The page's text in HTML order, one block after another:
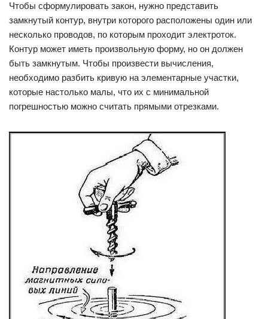
Чтобы сформулировать закон, нужно представить
замкнутый контур, внутри которого расположены один или
несколько проводов, по которым проходит электроток.
Контур может иметь произвольную форму, но он должен
быть замкнутым. Чтобы произвести вычисления,
необходимо разбить кривую на элементарные участки,
которые настолько малы, что их с минимальной
погрешностью можно считать прямыми отрезками.